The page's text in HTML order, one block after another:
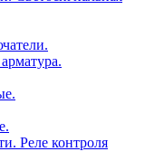
Реле контроля